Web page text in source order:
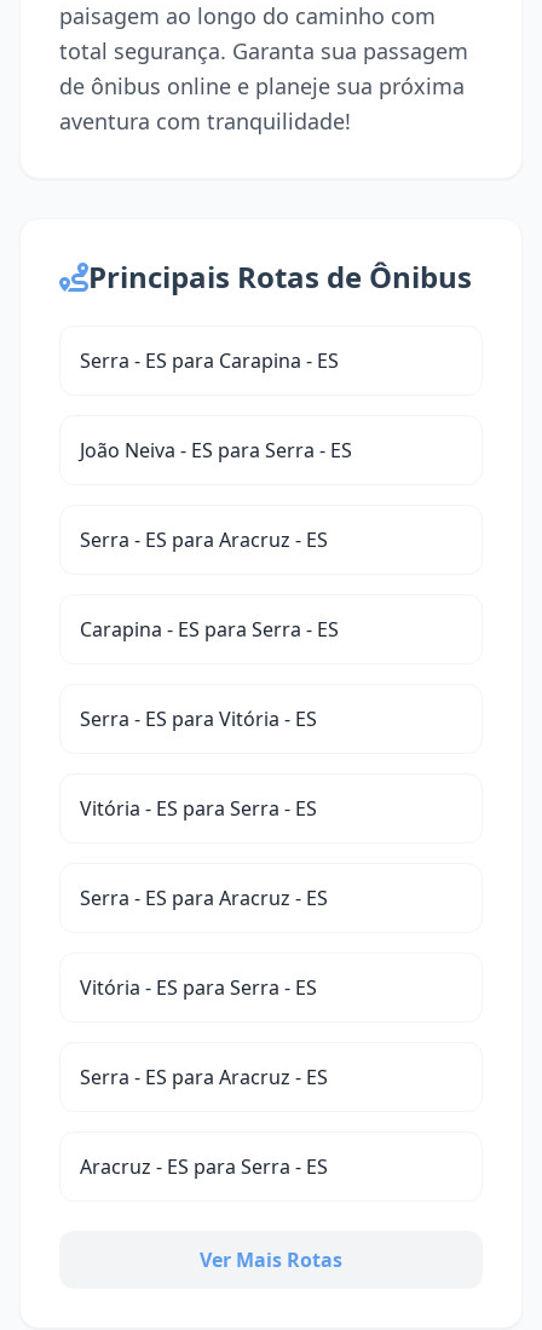
paisagem ao longo do caminho com
total segurança. Garanta sua passagem
de ônibus online e planeje sua próxima
aventura com tranquilidade!
Principais Rotas de Ônibus
Serra - ES para Carapina - ES
João Neiva - ES para Serra - ES
Serra - ES para Aracruz - ES
Carapina - ES para Serra - ES
Serra - ES para Vitória - ES
Vitória - ES para Serra - ES
Serra - ES para Aracruz - ES
Vitória - ES para Serra - ES
Serra - ES para Aracruz - ES
Aracruz - ES para Serra - ES
Ver Mais Rotas